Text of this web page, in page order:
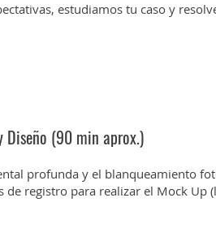
estudiamos tu caso y
Diseño (90 min aprox.)
profunda y el blanqueamiento
de registro para realizar el Mock Up